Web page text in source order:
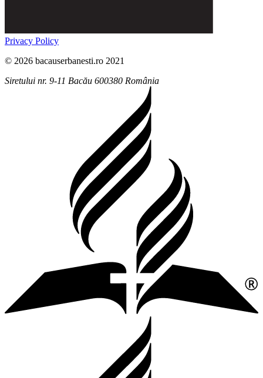
Privacy Policy
© 2026 bacauserbanesti.ro 2021
Siretului nr. 9-11 Bacău 600380 România